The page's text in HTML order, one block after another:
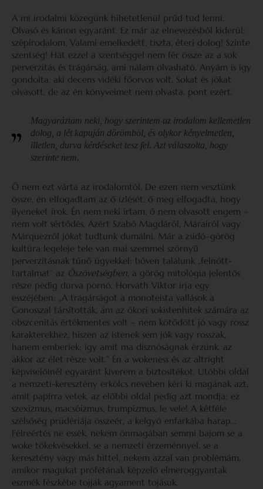
A mi irodalmi közegünk hihetetlenül prűd tud lenni.
Olvasó és kánon egyaránt. Ez már az elnevezésből kiderül:
szépirodalom. Valami emelkedett, tiszta, éteri dolog! Szinte
szentség! Hát ezzel a szentséggel nem fér össze az a sok
perverzitás és trágárság, ami nálam olvasható. Anyám is így
gondolta, aki decens vidéki főorvos volt. Sokat és jókat
olvasott, de az én könyveimet nem olvasta, pont ezért.
Magyaráztam neki, hogy szerintem az irodalom kellemetlen
dolog, a lét kapuján dörömböl, és olykor kényelmetlen,
illetlen, durva kérdéseket tesz fel. Azt válaszolta, hogy
szerinte nem.
Ő nem ezt várta az irodalomtól. De ezen nem vesztünk
össze, én elfogadtam az ő ízlését, ő meg elfogadta, hogy
ilyeneket írok. Én nem neki írtam, ő nem olvasott engem –
nem volt sértődés. Azért Szabó Magdáról, Márairól vagy
Márquezről jókat tudtunk dumálni. Már a zsidó–görög
kultúra legeleje tele van mai szemmel szörnyű
perverzitásnak tűnő ügyekkel: bőven találunk „felnőtt-
tartalmat” az Ószövetségben, a görög mitológia jelentős
része pedig durva pornó. Horváth Viktor írja egy
esszéjében: „A trágárságot a monoteista vallások a
Gonosszal társították, ám az ókori sokistenhitek számára az
obszcenitás értékmentes volt – nem kötődött jó vagy rossz
karakterekhez, hiszen az istenek sem jók vagy rosszak,
hanem emberiek; így amit ma disznóságnak érzünk, az
akkor az élet része volt.” Én a wokeness és az altright
képviselőinél egyaránt kiverem a biztosítékot. Utóbbi oldal
a nemzeti-keresztény erkölcs nevében kéri ki magának azt,
amit papírra vetek, az előbbi oldal pedig azt mondja: ez
szexizmus, macsóizmus, trumpizmus, le vele! A kétféle
szélsőség prüdériája összeér, a kelgyó enfarkába harap…
Félreértés ne essék, nekem önmagában semmi bajom se a
woke tökekvésekkel, se a nemzeti érzeménnyel, se a
keresztény vagy más hittel, nekem azzal van problémám,
amikor magukat prófétának képzelő elmeroggyantak
eszmék fészkébe tojják agyament tojásuk.